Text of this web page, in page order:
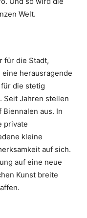
Welt.
für die Stadt,
herausragende
die stetig
Seit Jahren stellen
aus. In
private
kleine
auf sich.
auf eine neue
Kunst breite